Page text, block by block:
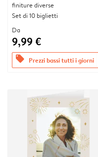
finiture diverse
Set di 10 biglietti
Da
9,99 €
offers Prezzi bassi tutti i giorni